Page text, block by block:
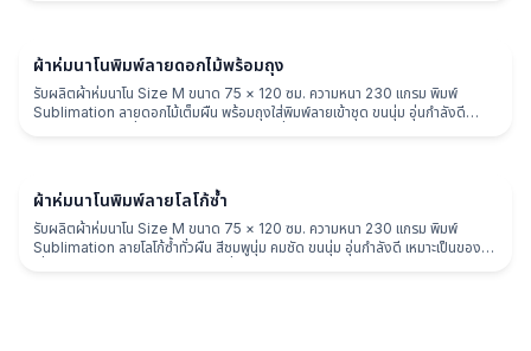
ผ้าห่ม
ผ้าห่มนาโนพิมพ์ลายดอกไม้พร้อมถุง
รับผลิตผ้าห่มนาโน Size M ขนาด 75 × 120 ซม. ความหนา 230 แกรม พิมพ์
Sublimation ลายดอกไม้เต็มผืน พร้อมถุงใส่พิมพ์ลายเข้าชุด ขนนุ่ม อุ่นกำลังดี
ผ้าห่ม
ผ้าห่มนาโนพิมพ์ลายโลโก้ซ้ำ
รับผลิตผ้าห่มนาโน Size M ขนาด 75 × 120 ซม. ความหนา 230 แกรม พิมพ์
Sublimation ลายโลโก้ซ้ำทั่วผืน สีชมพูนุ่ม คมชัด ขนนุ่ม อุ่นกำลังดี เหมาะเป็นของพรี